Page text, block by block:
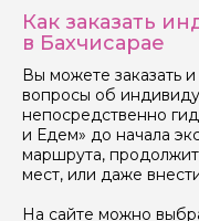
Как заказать
в Бахчисарае
Вы можете заказать
вопросы об
непосредственно
и Едем» до начала
маршрута,
мест, или даже
На сайте можно